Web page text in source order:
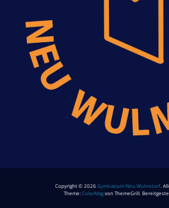
Copyright © 2026Gymnasium Neu Wulmstorf.
Theme:ColorMagvon ThemeGrill.